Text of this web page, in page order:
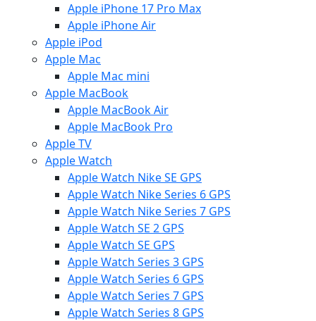
Apple iPhone 17 Pro Max
Apple iPhone Air
Apple iPod
Apple Mac
Apple Mac mini
Apple MacBook
Apple MacBook Air
Apple MacBook Pro
Apple TV
Apple Watch
Apple Watch Nike SE GPS
Apple Watch Nike Series 6 GPS
Apple Watch Nike Series 7 GPS
Apple Watch SE 2 GPS
Apple Watch SE GPS
Apple Watch Series 3 GPS
Apple Watch Series 6 GPS
Apple Watch Series 7 GPS
Apple Watch Series 8 GPS